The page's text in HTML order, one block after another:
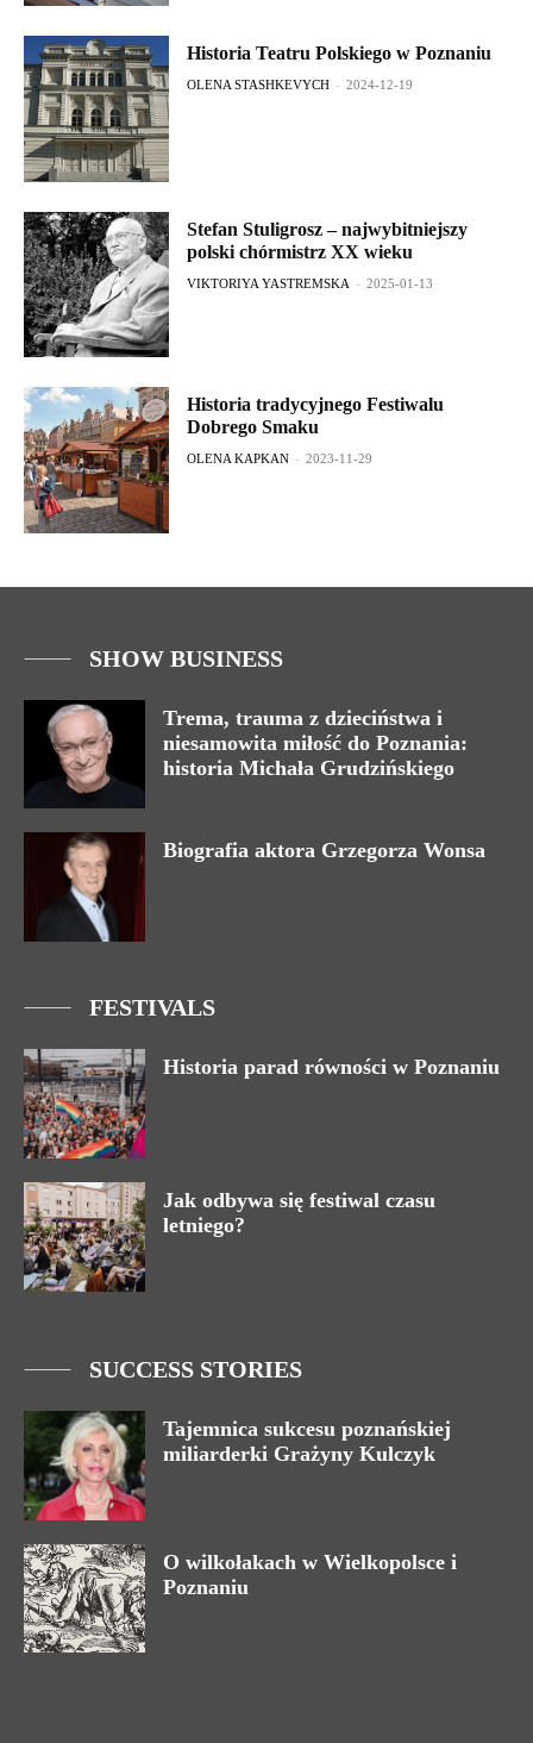
Historia Teatru Polskiego w Poznaniu
OLENA STASHKEVYCH - 2024-12-19
Stefan Stuligrosz – najwybitniejszy
polski chórmistrz XX wieku
VIKTORIYA YASTREMSKA - 2025-01-13
Historia tradycyjnego Festiwalu
Dobrego Smaku
OLENA KAPKAN - 2023-11-29
SHOW BUSINESS
Trema, trauma z dzieciństwa i
niesamowita miłość do Poznania:
historia Michała Grudzińskiego
Biografia aktora Grzegorza Wonsa
FESTIVALS
Historia parad równości w Poznaniu
Jak odbywa się festiwal czasu
letniego?
SUCCESS STORIES
Tajemnica sukcesu poznańskiej
miliarderki Grażyny Kulczyk
O wilkołakach w Wielkopolsce i
Poznaniu